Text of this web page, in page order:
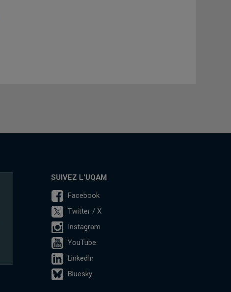
SUIVEZ L'UQAM
Facebook
Twitter / X
Instagram
YouTube
LinkedIn
Bluesky